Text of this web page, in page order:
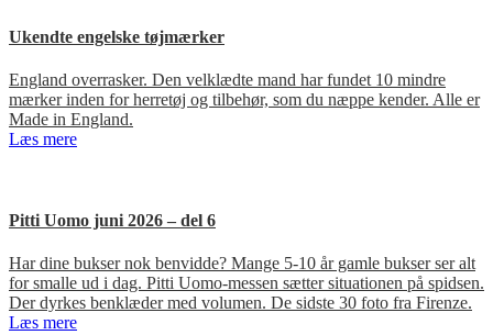
Ukendte engelske tøjmærker
England overrasker. Den velklædte mand har fundet 10 mindre
mærker inden for herretøj og tilbehør, som du næppe kender. Alle er
Made in England.
Læs mere
Pitti Uomo juni 2026 – del 6
Har dine bukser nok benvidde? Mange 5-10 år gamle bukser ser alt
for smalle ud i dag. Pitti Uomo-messen sætter situationen på spidsen.
Der dyrkes benklæder med volumen. De sidste 30 foto fra Firenze.
Læs mere